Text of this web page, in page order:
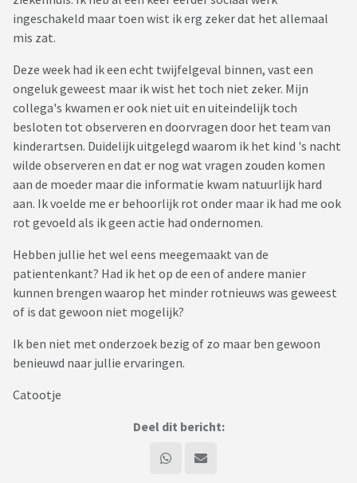
ingeschakeld maar toen wist ik erg zeker dat het allemaal
mis zat.
Deze week had ik een echt twijfelgeval binnen, vast een
ongeluk geweest maar ik wist het toch niet zeker. Mijn
collega's kwamen er ook niet uit en uiteindelijk toch
besloten tot observeren en doorvragen door het team van
kinderartsen. Duidelijk uitgelegd waarom ik het kind 's nacht
wilde observeren en dat er nog wat vragen zouden komen
aan de moeder maar die informatie kwam natuurlijk hard
aan. Ik voelde me er behoorlijk rot onder maar ik had me ook
rot gevoeld als ik geen actie had ondernomen.
Hebben jullie het wel eens meegemaakt van de
patientenkant? Had ik het op de een of andere manier
kunnen brengen waarop het minder rotnieuws was geweest
of is dat gewoon niet mogelijk?
Ik ben niet met onderzoek bezig of zo maar ben gewoon
benieuwd naar jullie ervaringen.
Catootje
Deel dit bericht: